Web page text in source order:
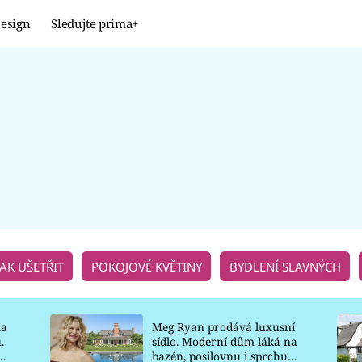
Sledujte prima+
UŠETŘIT POKOJOVÉ KVĚTINY BYDLENÍ SLAVNÝCH
Meg Ryan prodává luxusní
sídlo. Moderní dům láká na
bazén, posilovnu i sprchu